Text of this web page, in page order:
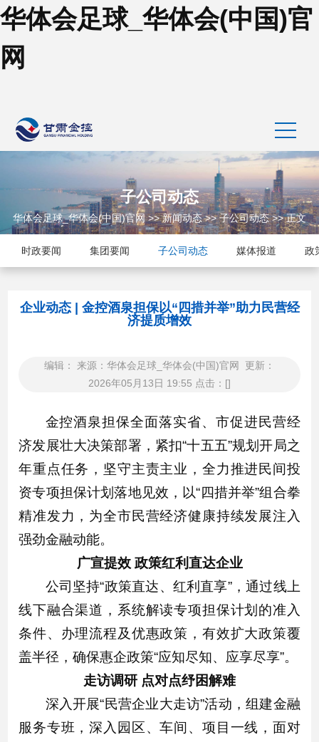
华体会足球_华体会(中国)官
网
子公司动态
华体会足球_华体会(中国)官网>>新闻动态>>子公司动态>> 正文
时政要闻 集团要闻 子公司动态 媒体报道 政
企业动态 | 金控酒泉担保以“四措并举”助力民营经
济提质增效
编辑： 来源：华体会足球_华体会(中国)官网 更新：
2026年05月13日 19:55 点击：[]
金控酒泉担保全面落实省、市促进民营经
济发展壮大决策部署，紧扣“十五五”规划开局之
年重点任务，坚守主责主业，全力推进民间投
资专项担保计划落地见效，以“四措并举”组合拳
精准发力，为全市民营经济健康持续发展注入
强劲金融动能。
广宣提效 政策红利直达企业
公司坚持“政策直达、红利直享”，通过线上
线下融合渠道，系统解读专项担保计划的准入
条件、办理流程及优惠政策，有效扩大政策覆
盖半径，确保惠企政策“应知尽知、应享尽享”。
走访调研 点对点纾困解难
深入开展“民营企业大走访”活动，组建金融
服务专班，深入园区、车间、项目一线，面对